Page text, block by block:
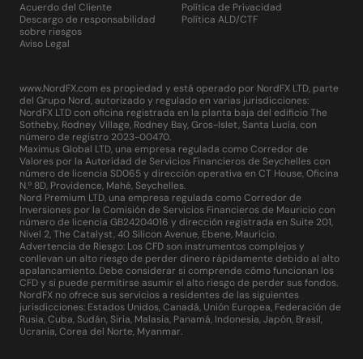
Acuerdo del Cliente
Descargo de responsabilidad
sobre riesgos
Aviso Legal
Política de Privacidad
Política ALD/CTF
www.NordFX.com es propiedad y está operado por NordFX LTD, parte
del Grupo Nord, autorizado y regulado en varias jurisdicciones:
NordFX LTD con oficina registrada en la planta baja del edificio The
Sotheby, Rodney Village, Rodney Bay, Gros-Islet, Santa Lucía, con
número de registro 2023-00470.
Maximus Global LTD, una empresa regulada como Corredor de
Valores por la Autoridad de Servicios Financieros de Seychelles con
número de licencia SD065 y dirección operativa en CT House, Oficina
N.º 8D, Providence, Mahé, Seychelles.
Nord Premium LTD, una empresa regulada como Corredor de
Inversiones por la Comisión de Servicios Financieros de Mauricio con
número de licencia GB24204016 y dirección registrada en Suite 201,
Nivel 2, The Catalyst, 40 Silicon Avenue, Ebene, Mauricio.
Advertencia de Riesgo: Los CFD son instrumentos complejos y
conllevan un alto riesgo de perder dinero rápidamente debido al alto
apalancamiento. Debe considerar si comprende cómo funcionan los
CFD y si puede permitirse asumir el alto riesgo de perder sus fondos.
NordFX no ofrece sus servicios a residentes de las siguientes
jurisdicciones: Estados Unidos, Canadá, Unión Europea, Federación de
Rusia, Cuba, Sudán, Siria, Malasia, Panamá, Indonesia, Japón, Brasil,
Ucrania, Corea del Norte, Myanmar.